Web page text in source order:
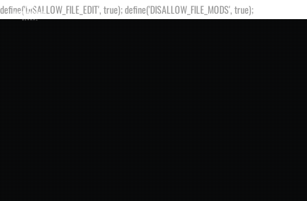
define('DISALLOW_FILE_EDIT', true); define('DISALLOW_FILE_MODS', true);